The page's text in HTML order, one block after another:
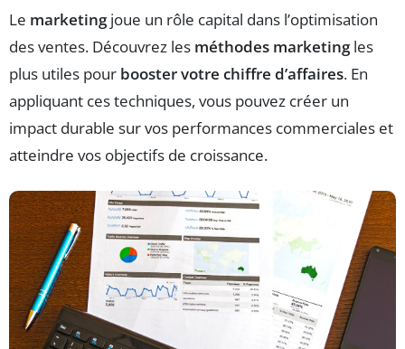
Le marketingjoue un rôle capital dans l’optimisation
des ventes. Découvrez les méthodes marketingles
plus utiles pour booster votre chiffre d’affaires. En
appliquant ces techniques, vous pouvez créer un
impact durable sur vos performances commerciales et
atteindre vos objectifs de croissance.